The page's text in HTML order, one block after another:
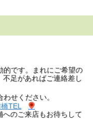
です。まれにご希望の
足があればご連絡差し
せください。
TEL
のご来店もお待ちして